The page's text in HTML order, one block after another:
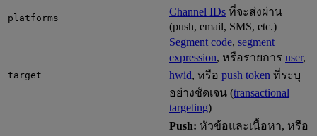
platforms
Channel IDs ที่จะส่งผ่าน
(push, email, SMS, etc.)
target
Segment code, segment
expression, หรือรายการ user,
hwid, หรือ push token ที่ระบุ
อย่างชัดเจน (transactional
targeting)
Push: หัวข้อและเนื้อหา, หรือ